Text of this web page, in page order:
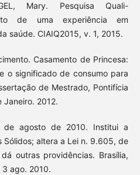
Mary. Pesquisa Quali-
de uma experiência em
saúde. CIAIQ2015, v. 1, 2015.
Casamento de Princesa:
o significado de consumo para
de Mestrado, Pontifícia
Janeiro. 2012.
de agosto de 2010. Institui a
Sólidos; altera a Lei n. 9.605, de
outras providências. Brasília,
3 ago. 2010.